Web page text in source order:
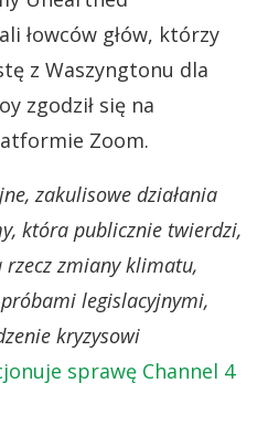
łowców głów, którzy
z Waszyngtonu dla
zgodził się na
Zoom.
zakulisowe działania
która publicznie twierdzi,
rzecz zmiany klimatu,
legislacyjnymi,
kryzysowi
sprawę Channel 4